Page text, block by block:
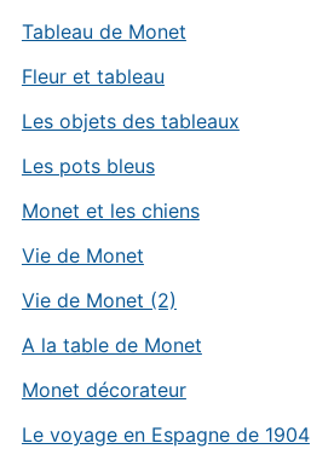
Tableau de Monet
Fleur et tableau
Les objets des tableaux
Les pots bleus
Monet et les chiens
Vie de Monet
Vie de Monet (2)
A la table de Monet
Monet décorateur
Le voyage en Espagne de 1904